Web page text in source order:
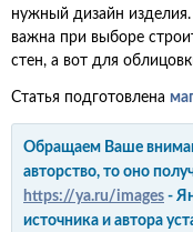
нужный дизайн
важна при выборе
стен, а вот для
Статья подготовлена
Обращаем Ваше
авторство, то оно
https://ya.ru/images -
источника и автора